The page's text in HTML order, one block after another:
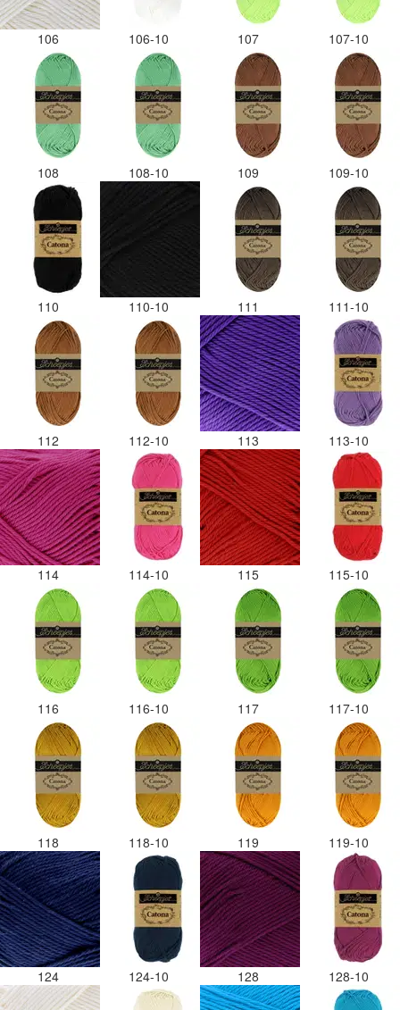
106 106-10 107 107-10
108 108-10 109 109-10
110 110-10 111 111-10
112 112-10 113 113-10
114 114-10 115 115-10
116 116-10 117 117-10
118 118-10 119 119-10
124 124-10 128 128-10